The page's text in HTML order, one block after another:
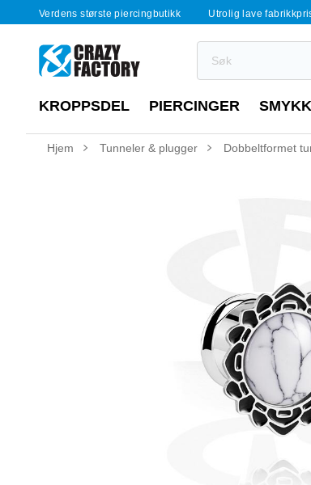
Verdens største piercingbutikk Utrolig lave
KROPPSDEL PIERCINGER
Hjem Tunneler & plugger Dobbeltformet